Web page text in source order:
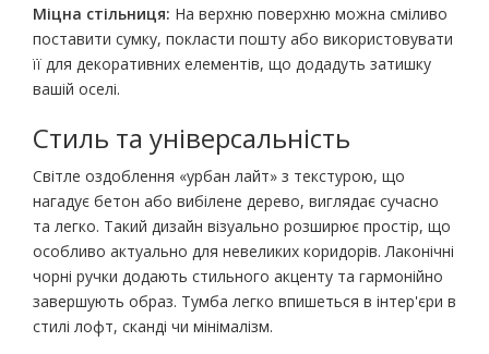
Міцна стільниця: На верхню поверхню можна сміливо
поставити сумку, покласти пошту або використовувати
її для декоративних елементів, що додадуть затишку
вашій оселі.
Стиль та універсальність
Світле оздоблення «урбан лайт» з текстурою, що
нагадує бетон або вибілене дерево, виглядає сучасно
та легко. Такий дизайн візуально розширює простір, що
особливо актуально для невеликих коридорів. Лаконічні
чорні ручки додають стильного акценту та гармонійно
завершують образ. Тумба легко впишеться в інтер'єри в
стилі лофт, сканді чи мінімалізм.